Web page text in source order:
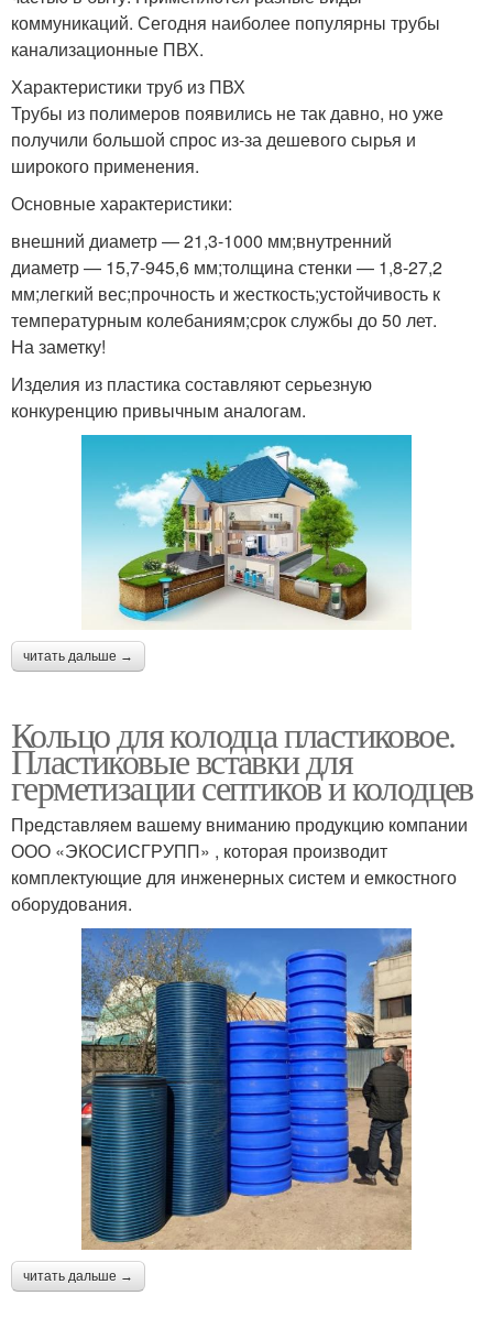
коммуникаций. Сегодня наиболее популярны трубы
канализационные ПВХ.
Характеристики труб из ПВХ
Трубы из полимеров появились не так давно, но уже
получили большой спрос из-за дешевого сырья и
широкого применения.
Основные характеристики:
внешний диаметр — 21,3-1000 мм;внутренний
диаметр — 15,7-945,6 мм;толщина стенки — 1,8-27,2
мм;легкий вес;прочность и жесткость;устойчивость к
температурным колебаниям;срок службы до 50 лет.
На заметку!
Изделия из пластика составляют серьезную
конкуренцию привычным аналогам.
читать дальше →
Кольцо для колодца пластиковое.
Пластиковые вставки для
герметизации септиков и колодцев
Представляем вашему вниманию продукцию компании
ООО «ЭКОСИСГРУПП» , которая производит
комплектующие для инженерных систем и емкостного
оборудования.
читать дальше →